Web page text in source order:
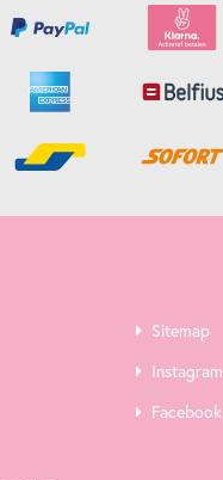
Sitemap
Instagram
Facebook